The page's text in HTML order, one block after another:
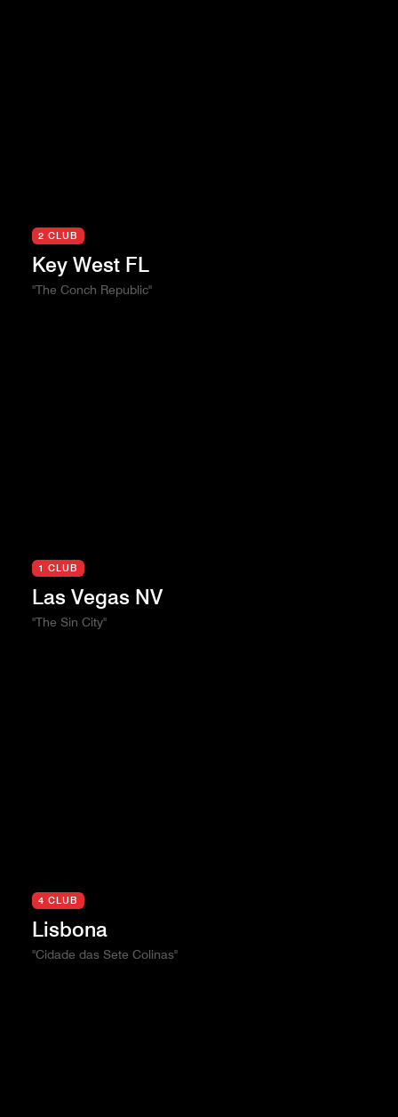
2 CLUB
Key West FL
"The Conch Republic"
1 CLUB
Las Vegas NV
"The Sin City"
4 CLUB
Lisbona
"Cidade das Sete Colinas"